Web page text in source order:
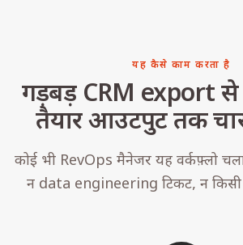
यह कैसे काम करता है
गड़बड़ CRM export से
तैयार आउटपुट तक
कोई भी RevOps मैनेजर यह वर्कफ़्लो
न data engineering टिकट, न किसी